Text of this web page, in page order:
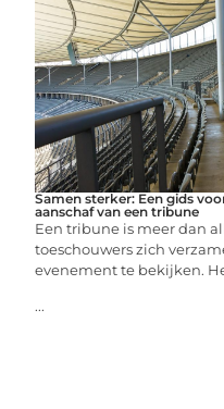
Samen sterker: Een gids
aanschaf van een tribune
Een tribune is meer dan
toeschouwers zich
evenement te bekijken.
...